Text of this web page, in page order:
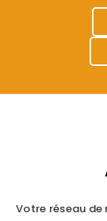
Votre réseau